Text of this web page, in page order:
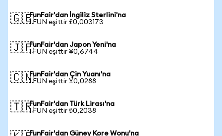
🇬🇧FunFair'dan İngiliz Sterlini'na
1 FUN eşittir £0,003173
🇯🇵FunFair'dan Japon Yeni'na
1 FUN eşittir ¥0,6744
🇨🇳FunFair'dan Çin Yuanı'na
1 FUN eşittir ¥0,0288
🇹🇷FunFair'dan Türk Lirası'na
1 FUN eşittir ₺0,2038
FunFair'dan Güney Kore Wonu'na